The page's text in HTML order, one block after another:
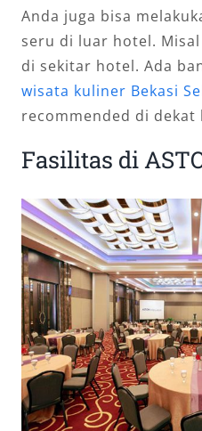
Anda juga bisa
seru di luar hotel.
di sekitar hotel. Ada
wisata kuliner Bekasi
recommended di dekat
Fasilitas di